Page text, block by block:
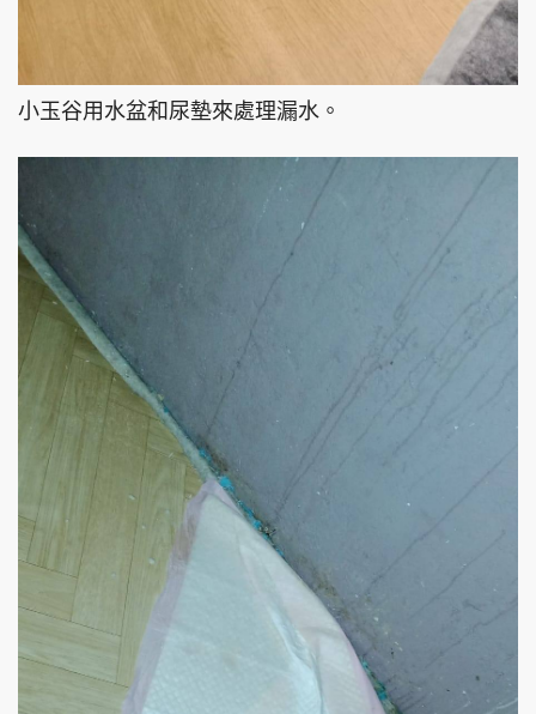
小玉谷用水盆和尿墊來處理漏水。